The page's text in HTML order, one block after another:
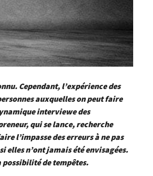
Cependant, l’expérience des
auxquelles on peut faire
interviewe des
qui se lance, recherche
l’impasse des erreurs à ne pas
n’ont jamais été envisagées.
possibilité de tempêtes.